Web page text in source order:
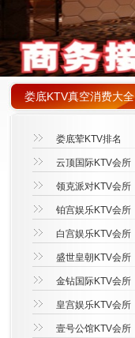
娄底KTV真空消费大全
娄底荤KTV排名
云顶国际KTV会所
领克派对KTV会所
铂宫娱乐KTV会所
白宫娱乐KTV会所
盛世皇朝KTV会所
金钻国际KTV会所
皇宫娱乐KTV会所
壹号公馆KTV会所